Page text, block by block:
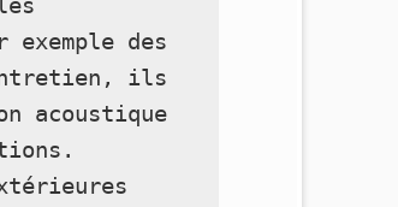
des
ils
acoustique